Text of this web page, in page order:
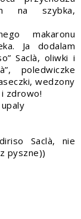
na szybka,
makaronu
Ja dodalam
Saclà, oliwki i
poledwiczke
wedzony
zdrowo!
Saclà, nie
pyszne))